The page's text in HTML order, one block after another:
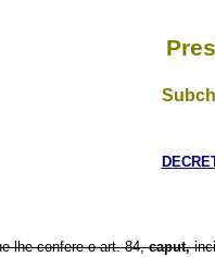
lhe confere o art. 84,caput,